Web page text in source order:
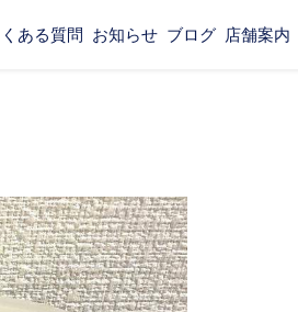
ある質問 お知らせ ブログ 店舗案内